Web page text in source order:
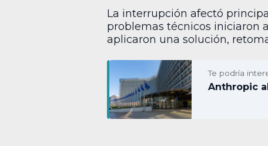
La interrupción afectó
problemas técnicos iniciaron
aplicaron una solución,
Te podría
Anthropic